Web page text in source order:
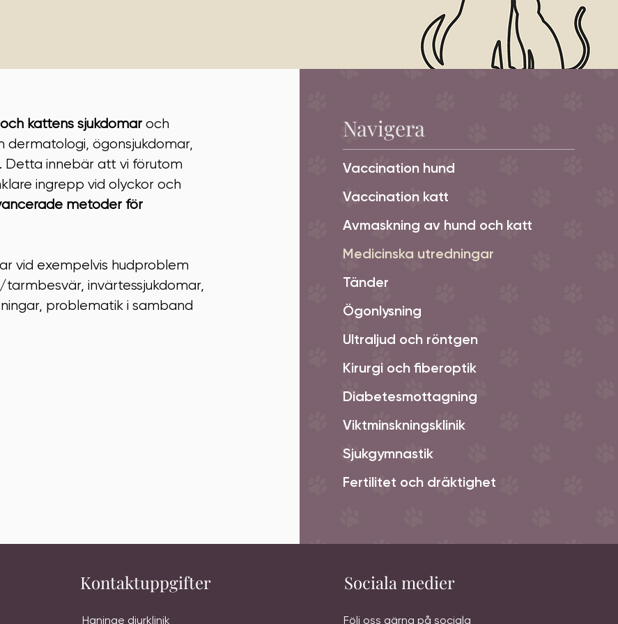
kattens sjukdomar och
dermatologi, ögonsjukdomar,
Detta innebär att vi förutom
ingrepp vid olyckor och
metoder för
vid exempelvis hudproblem
invärtessjukdomar,
problematik i samband
Navigera
Vaccination hund
Vaccination katt
Avmaskning av hund och katt
Medicinska utredningar
Tänder
Ögonlysning
Ultraljud och röntgen
Kirurgi och fiberoptik
Diabetesmottagning
Viktminskningsklinik
Sjukgymnastik
Fertilitet och dräktighet
Kontaktuppgifter
Haninge djurklinik
Sociala medier
Följ oss gärna på sociala